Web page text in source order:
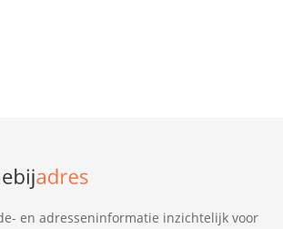
en adresseninformatie inzichtelijk voor